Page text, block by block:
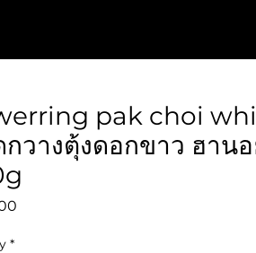
pak choi
กวางตุ้งดอกขาว ฮาน
*